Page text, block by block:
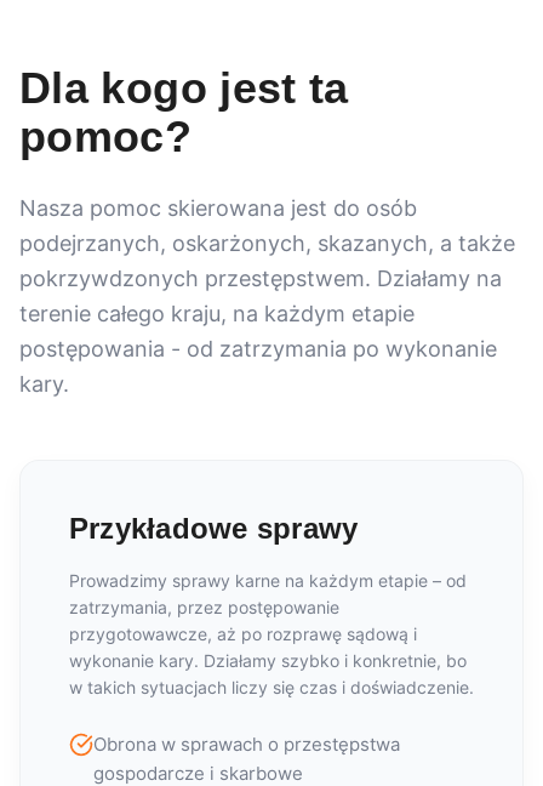
Dla kogo jest ta
pomoc?
Nasza pomoc skierowana jest do osób
podejrzanych, oskarżonych, skazanych, a także
pokrzywdzonych przestępstwem. Działamy na
terenie całego kraju, na każdym etapie
postępowania - od zatrzymania po wykonanie
kary.
Przykładowe sprawy
Prowadzimy sprawy karne na każdym etapie – od
zatrzymania, przez postępowanie
przygotowawcze, aż po rozprawę sądową i
wykonanie kary. Działamy szybko i konkretnie, bo
w takich sytuacjach liczy się czas i doświadczenie.
Obrona w sprawach o przestępstwa
gospodarcze i skarbowe